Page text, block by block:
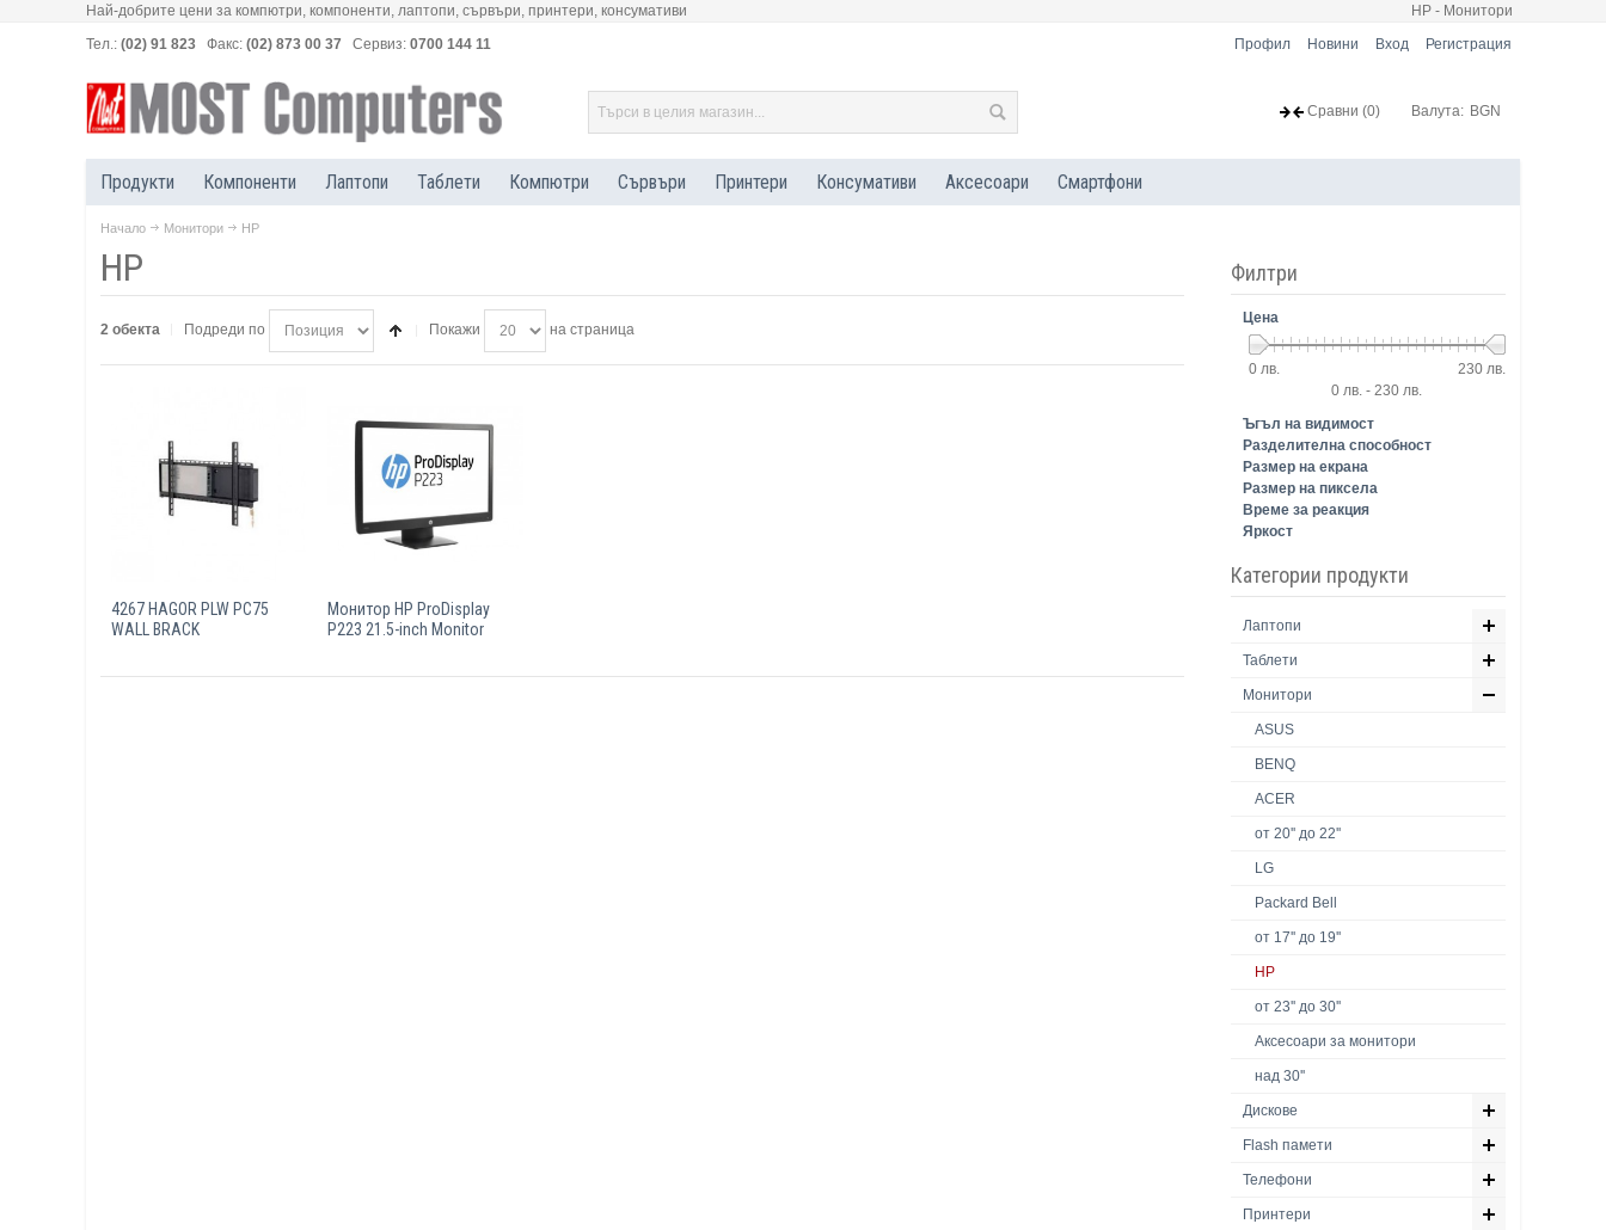
Най-добрите цени за компютри, компоненти, лаптопи, сървъри, принтери, консумативи
HP - Монитори
Тел.: (02) 91 823 Факс: (02) 873 00 37 Сервиз: 0700 144 11 Профил Новини Вход Регистрация
Валута: BGN
Сравни (0)
Продукти Компоненти Лаптопи Таблети Компютри Сървъри Принтери Консумативи Аксесоари Смартфони
Начало Монитори HP
HP
2 обекта Подреди по Покажи на страница
4267 HAGOR PLW PC75
WALL BRACK
Монитор HP ProDisplay
P223 21.5-inch Monitor
Филтри
Цена
0 лв.
230 лв.
0 лв. - 230 лв.
Ъгъл на видимост
Разделителна способност
Размер на екрана
Размер на пиксела
Време за реакция
Яркост
Категории продукти
Лаптопи
Таблети
Монитори
ASUS
BENQ
ACER
от 20'' до 22''
LG
Packard Bell
от 17'' до 19''
HP
от 23'' до 30''
Аксесоари за монитори
над 30''
Дискове
Flash памети
Телефони
Принтери